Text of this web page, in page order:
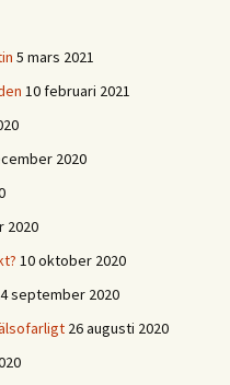
5 mars 2021
10 februari 2021
2020
2020
10 oktober 2020
september 2020
26 augusti 2020